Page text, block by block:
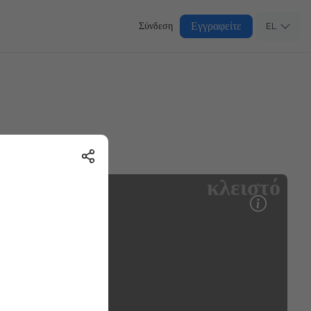
Σύνδεση Εγγραφείτε EL
κλειστό